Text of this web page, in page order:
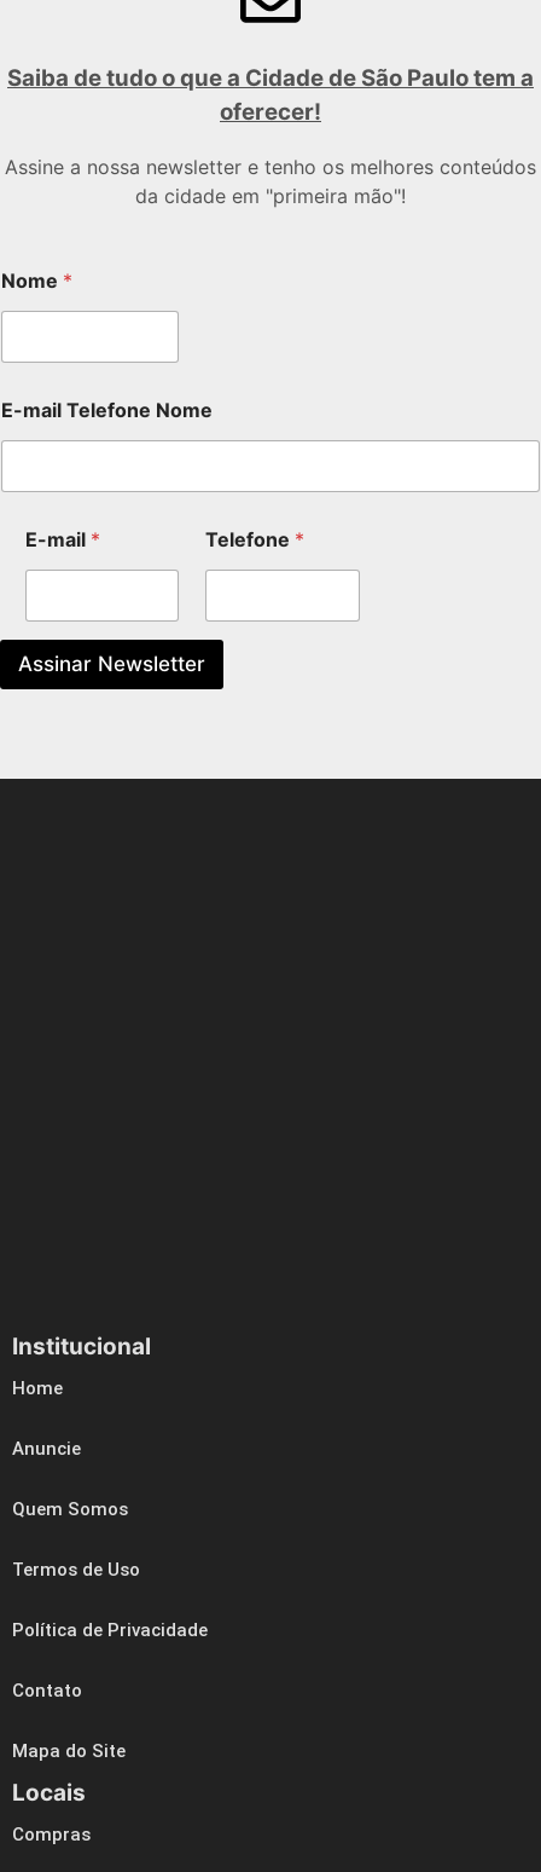
Saiba de tudo o que a Cidade de São Paulo tem a
oferecer!
Assine a nossa newsletter e tenho os melhores conteúdos
da cidade em "primeira mão"!
Nome *
E-mail Telefone Nome
E-mail * Telefone *
Assinar Newsletter
Institucional
Home
Anuncie
Quem Somos
Termos de Uso
Política de Privacidade
Contato
Mapa do Site
Locais
Compras